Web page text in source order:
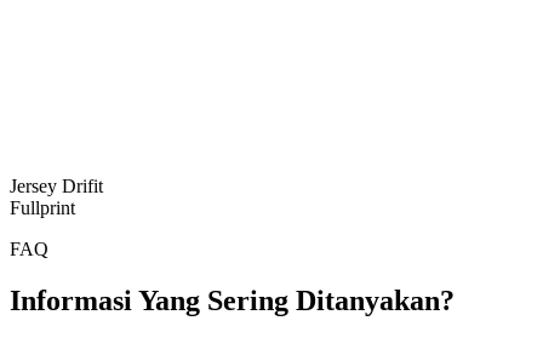
Jersey Drifit
Fullprint
FAQ
Informasi Yang Sering Ditanyakan?